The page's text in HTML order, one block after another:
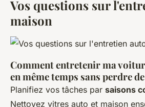
Vos questions sur
maison
Comment entretenir ma
en même temps sans perdre
Planifiez vos tâches par saisons
Nettoyez vitres auto et maison